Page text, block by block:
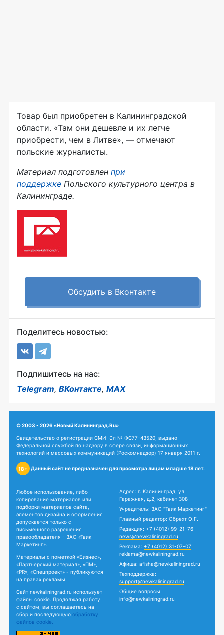
Товар был приобретен в Калининградской
области. «Там они дешевле и их легче
приобрести, чем в Литве», — отмечают
польские журналисты.
Материал подготовлен при
поддержке Польского культурного центра в
Калининграде.
Обсудить в Вконтакте
Поделитесь новостью:
Подпишитесь на нас:
Telegram, ВКонтакте, MAX
© 2003 - 2026 «Новый Калининград.Ru»
Свидетельство о регистрации СМИ: Эл № ФС77-43520, выдано
Федеральной службой по надзору в сфере связи, информационных
технологий и массовых коммуникаций (Роскомнадзор) 17 января 2011 г.
18+ Данный сайт не предназначен для просмотра лицам младше 18 лет.
Любое использование, либо
копирование материалов или
подборки материалов сайта,
элементов дизайна и оформления
допускается только с
письменного разрешения
правообладателя - ЗАО «Твик
Маркетинг».
Материалы с пометкой «Бизнес»,
«Партнерский материал», «ПМ»,
«PR», «Спецпроект» - публикуются
на правах рекламы.
Сайт newkaliningrad.ru использует
файлы cookie. Продолжая работу
с сайтом, вы соглашаетесь на
сбор и последующую обработку
файлов cookie.
Адрес: г. Калининград, ул.
Гаражная, д.2, кабинет 308
Учредитель: ЗАО "Твик Маркетинг"
Главный редактор: Обрехт О.Г.
Редакция: +7 (4012) 99-21-76
news@newkaliningrad.ru
Реклама: +7 (4012) 31-07-07
reklama@newkaliningrad.ru
Афиша: afisha@newkaliningrad.ru
Техподдержка:
support@newkaliningrad.ru
Общие вопросы:
info@newkaliningrad.ru